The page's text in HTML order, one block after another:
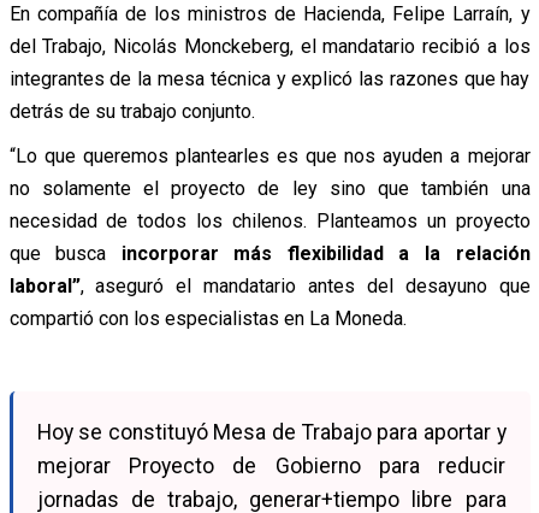
En compañía de los ministros de Hacienda, Felipe Larraín, y
del Trabajo, Nicolás Monckeberg, el mandatario recibió a los
integrantes de la mesa técnica y explicó las razones que hay
detrás de su trabajo conjunto.
“Lo que queremos plantearles es que nos ayuden a mejorar
no solamente el proyecto de ley sino que también una
necesidad de todos los chilenos. Planteamos un proyecto
que busca incorporar más flexibilidad a la relación
laboral”, aseguró el mandatario antes del desayuno que
compartió con los especialistas en La Moneda.
Hoy se constituyó Mesa de Trabajo para aportar y
mejorar Proyecto de Gobierno para reducir
jornadas de trabajo, generar+tiempo libre para